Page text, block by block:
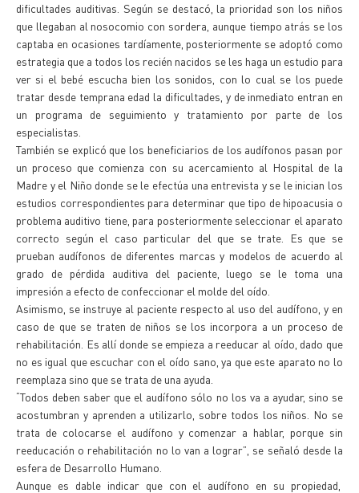
dificultades auditivas. Según se destacó, la prioridad son los niños
que llegaban al nosocomio con sordera, aunque tiempo atrás se los
captaba en ocasiones tardíamente, posteriormente se adoptó como
estrategia que a todos los recién nacidos se les haga un estudio para
ver si el bebé escucha bien los sonidos, con lo cual se los puede
tratar desde temprana edad la dificultades, y de inmediato entran en
un programa de seguimiento y tratamiento por parte de los
especialistas.
También se explicó que los beneficiarios de los audífonos pasan por
un proceso que comienza con su acercamiento al Hospital de la
Madre y el Niño donde se le efectúa una entrevista y se le inician los
estudios correspondientes para determinar que tipo de hipoacusia o
problema auditivo tiene, para posteriormente seleccionar el aparato
correcto según el caso particular del que se trate. Es que se
prueban audífonos de diferentes marcas y modelos de acuerdo al
grado de pérdida auditiva del paciente, luego se le toma una
impresión a efecto de confeccionar el molde del oído.
Asimismo, se instruye al paciente respecto al uso del audífono, y en
caso de que se traten de niños se los incorpora a un proceso de
rehabilitación. Es allí donde se empieza a reeducar al oído, dado que
no es igual que escuchar con el oído sano, ya que este aparato no lo
reemplaza sino que se trata de una ayuda.
“Todos deben saber que el audífono sólo no los va a ayudar, sino se
acostumbran y aprenden a utilizarlo, sobre todos los niños. No se
trata de colocarse el audífono y comenzar a hablar, porque sin
reeducación o rehabilitación no lo van a lograr”, se señaló desde la
esfera de Desarrollo Humano.
Aunque es dable indicar que con el audífono en su propiedad,